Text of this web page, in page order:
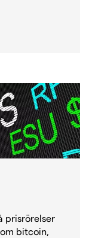
prisrörelser
bitcoin,